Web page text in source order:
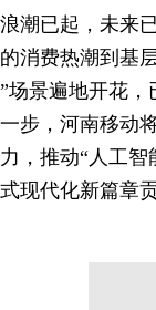
浪潮已起，未来
的消费热潮到基
”场景遍地开花
一步，河南移动
力，推动“人工
式现代化新篇章